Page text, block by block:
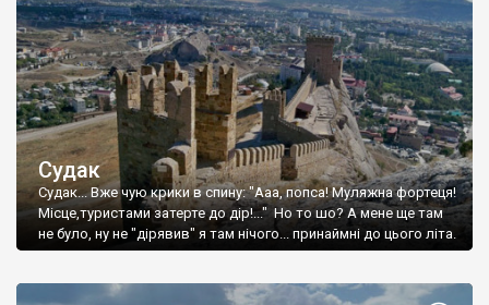
Судак
Судак... Вже чую крики в спину: "Ааа, попса! Муляжна фортеця!
Місце,туристами затерте до дір!..." Но то шо? А мене ще там
не було, ну не "дірявив" я там нічого... принаймні до цього літа.